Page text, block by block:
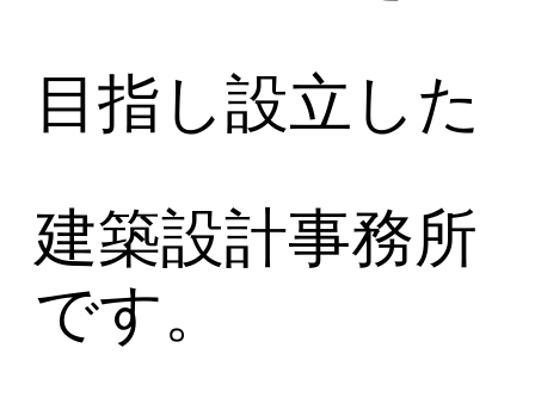
目指し設立した
建築設計事務所
です。